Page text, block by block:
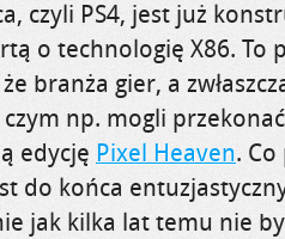
czyli PS4, jest już
o technologię X86. To
branża gier, a
np. mogli
edycję Pixel Heaven.
do końca
jak kilka lat temu nie